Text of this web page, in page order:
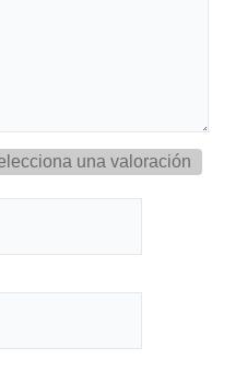
una valoración